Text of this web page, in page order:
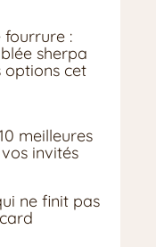
fourrure :
sherpa
options cet
meilleures
invités
ne finit pas